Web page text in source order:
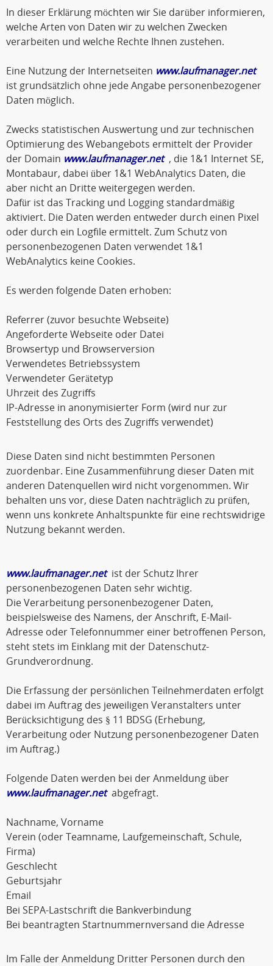
In dieser Erklärung möchten wir Sie darüber informieren,
welche Arten von Daten wir zu welchen Zwecken
verarbeiten und welche Rechte Ihnen zustehen.
Eine Nutzung der Internetseiten www.laufmanager.net
ist grundsätzlich ohne jede Angabe personenbezogener
Daten möglich.
Zwecks statistischen Auswertung und zur technischen
Optimierung des Webangebots ermittelt der Provider
der Domain www.laufmanager.net, die 1&1 Internet SE,
Montabaur, dabei über 1&1 WebAnalytics Daten, die
aber nicht an Dritte weitergegen werden.
Dafür ist das Tracking und Logging standardmäßig
aktiviert. Die Daten werden entweder durch einen Pixel
oder durch ein Logfile ermittelt. Zum Schutz von
personenbezogenen Daten verwendet 1&1
WebAnalytics keine Cookies.
Es werden folgende Daten erhoben:
Referrer (zuvor besuchte Webseite)
Angeforderte Webseite oder Datei
Browsertyp und Browserversion
Verwendetes Betriebssystem
Verwendeter Gerätetyp
Uhrzeit des Zugriffs
IP-Adresse in anonymisierter Form (wird nur zur
Feststellung des Orts des Zugriffs verwendet)
Diese Daten sind nicht bestimmten Personen
zuordenbar. Eine Zusammenführung dieser Daten mit
anderen Datenquellen wird nicht vorgenommen. Wir
behalten uns vor, diese Daten nachträglich zu prüfen,
wenn uns konkrete Anhaltspunkte für eine rechtswidrige
Nutzung bekannt werden.
www.laufmanager.netist der Schutz Ihrer
personenbezogenen Daten sehr wichtig.
Die Verarbeitung personenbezogener Daten,
beispielsweise des Namens, der Anschrift, E-Mail-
Adresse oder Telefonnummer einer betroffenen Person,
steht stets im Einklang mit der Datenschutz-
Grundverordnung.
Die Erfassung der persönlichen Teilnehmerdaten erfolgt
dabei im Auftrag des jeweiligen Veranstalters unter
Berücksichtigung des § 11 BDSG (Erhebung,
Verarbeitung oder Nutzung personenbezogener Daten
im Auftrag.)
Folgende Daten werden bei der Anmeldung über
www.laufmanager.netabgefragt.
Nachname, Vorname
Verein (oder Teamname, Laufgemeinschaft, Schule,
Firma)
Geschlecht
Geburtsjahr
Email
Bei SEPA-Lastschrift die Bankverbindung
Bei beantragten Startnummernversand die Adresse
Im Falle der Anmeldung Dritter Personen durch den